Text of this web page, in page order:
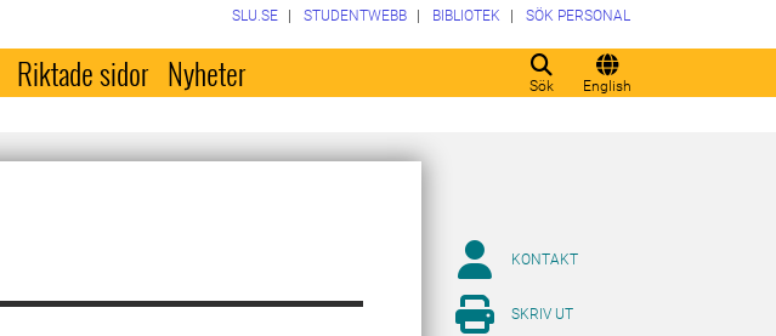
Sök English
SLU.SE STUDENTWEBB BIBLIOTEK SÖK PERSONAL
Riktade sidor Nyheter
KONTAKT
SKRIV UT